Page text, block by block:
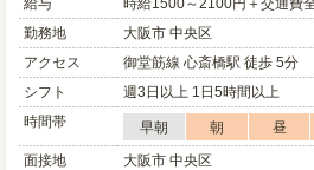
給与
時給1500～2100円＋交通費
勤務地
大阪市 中央区
アクセス
御堂筋線 心斎橋駅 徒歩 5分
シフト
週3日以上 1日5時間以上
時間帯
早朝 朝 昼
面接地
大阪市 中央区